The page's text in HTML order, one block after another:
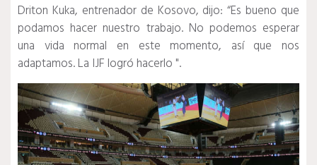
Driton Kuka, entrenador de Kosovo, dijo: “Es bueno que
podamos hacer nuestro trabajo. No podemos esperar
una vida normal en este momento, así que nos
adaptamos.La IJF logró hacerlo ".